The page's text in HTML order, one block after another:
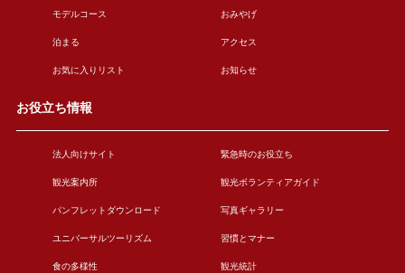
モデルコース おみやげ
泊まる アクセス
お気に入りリスト お知らせ
お役立ち情報
法人向けサイト 緊急時のお役立ち
観光案内所 観光ボランティアガイド
パンフレットダウンロード 写真ギャラリー
ユニバーサルツーリズム 習慣とマナー
食の多様性 観光統計